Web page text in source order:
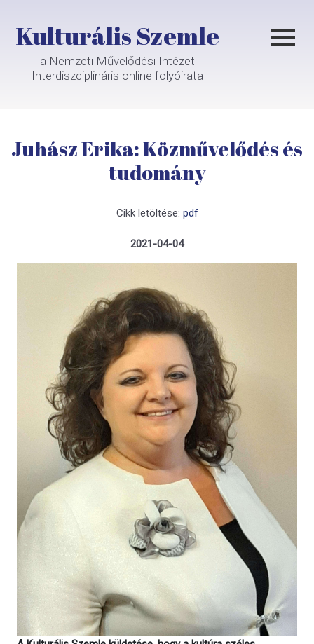
Kulturális Szemle
a Nemzeti Művelődési Intézet
Interdiszciplináris online folyóirata
Juhász Erika: Közművelődés és
tudomány
Cikk letöltése: pdf
2021-04-04